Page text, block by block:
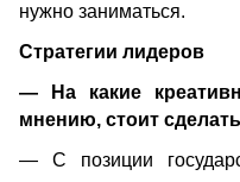
нужно заниматься.
Стратегии лидеров
— На какие
мнению, стоит
— С позиции